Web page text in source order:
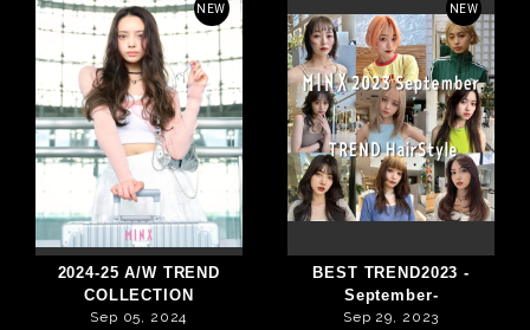
NEW
2024-25 A/W TREND
COLLECTION
Sep 05, 2024
NEW
BEST TREND2023 -
September-
Sep 29, 2023